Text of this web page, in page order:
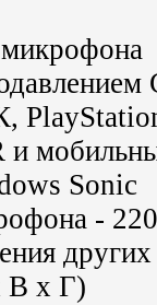
Sonic
-
В х Г)